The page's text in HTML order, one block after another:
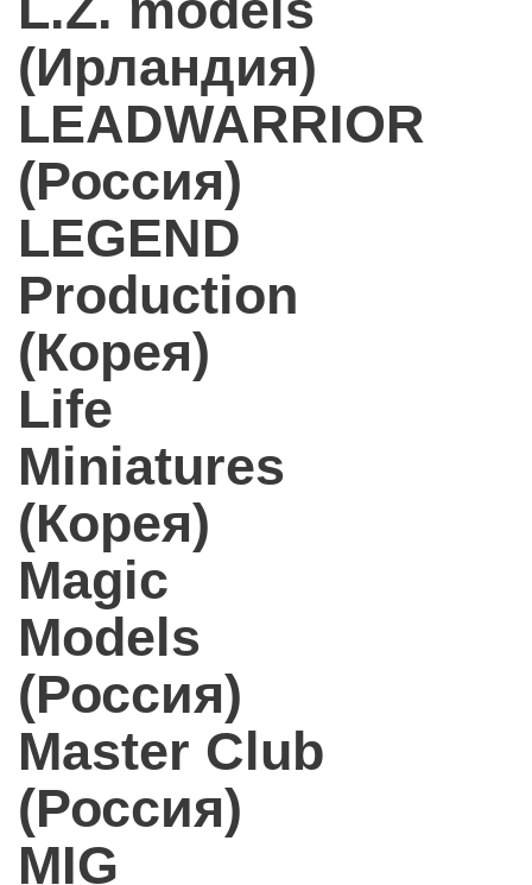
(Ирландия)
LEADWARRIOR
(Россия)
LEGEND
Production
(Корея)
Life
Miniatures
(Корея)
Magic
Models
(Россия)
Master Club
(Россия)
MIG